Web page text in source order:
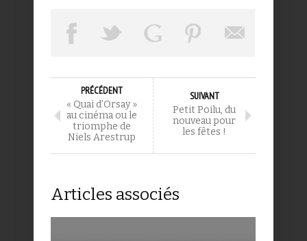
PRÉCÉDENT
« Quai d’Orsay »
au cinéma ou le
triomphe de
Niels Arestrup
SUIVANT
Petit Poilu, du
nouveau pour
les fêtes !
Articles associés